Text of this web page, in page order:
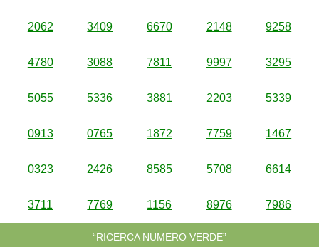
2062 3409 6670 2148 9258
4780 3088 7811 9997 3295
5055 5336 3881 2203 5339
0913 0765 1872 7759 1467
0323 2426 8585 5708 6614
3711 7769 1156 8976 7986
“RICERCA NUMERO VERDE”